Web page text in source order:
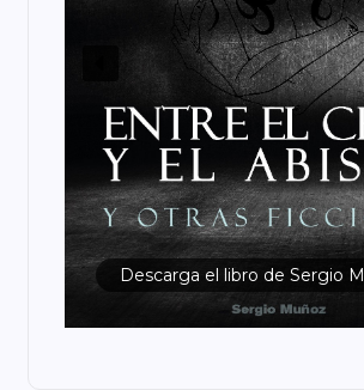
Descarga el libro de Sergio